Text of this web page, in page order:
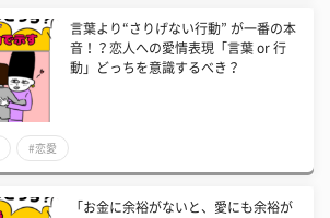
言葉より“さりげない行動” が一番の本
音！？恋人への愛情表現「言葉 or 行
動」どっちを意識するべき？
#恋愛
「お金に余裕がないと、愛にも余裕が